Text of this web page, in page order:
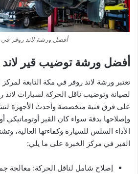
أفضل ورشة لاند روفر
أفضل ورشة توضيب قير
تعتبر ورشة لاند روفر في مكة التابعة لمركز
لصيانة وتوضيب ناقل الحركة لسيارات لاند
على فرق فنية متخصصة وأحدث الأجهزة
وإصلاحها بدقة سواء كان القير
الأداء السلس للسيارة وكفاءتها العالية،
القير في مركز الخبرة على ما يلي:
إصلاح شامل لناقل الحركة: معالجة